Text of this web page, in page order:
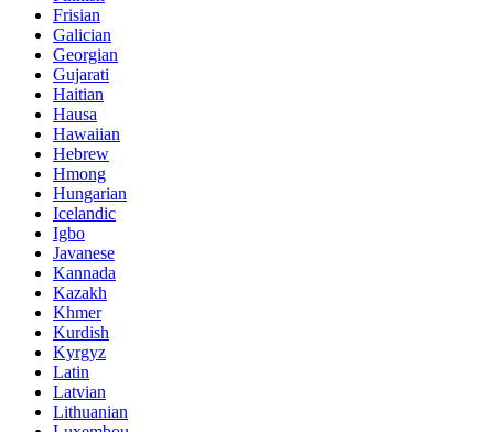
Frisian
Galician
Georgian
Gujarati
Haitian
Hausa
Hawaiian
Hebrew
Hmong
Hungarian
Icelandic
Igbo
Javanese
Kannada
Kazakh
Khmer
Kurdish
Kyrgyz
Latin
Latvian
Lithuanian